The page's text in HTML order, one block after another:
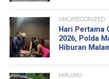
UNCATEGORIZED
Hari Pertama
2026, Polda
Hiburan
MALUKU